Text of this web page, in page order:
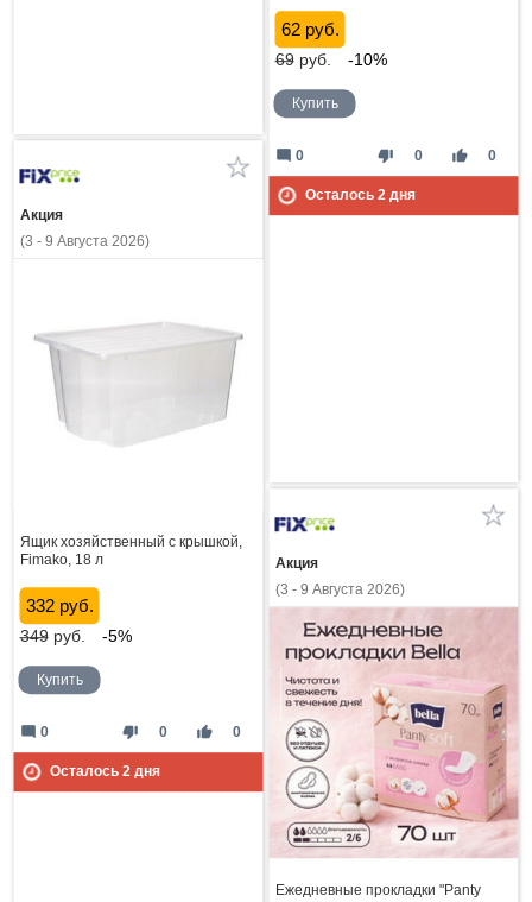
62 руб.
69руб. -10%
Купить
thumb_down 0 thumb_up 0
mode_comment 0
Осталось 2дня
Акция
(3 - 9 Августа 2026)
Ящик хозяйственный с крышкой,
Fimako, 18 л
332 руб.
349руб. -5%
Купить
thumb_down 0 thumb_up 0
mode_comment 0
Осталось 2дня
Акция
(3 - 9 Августа 2026)
Ежедневные прокладки "Panty